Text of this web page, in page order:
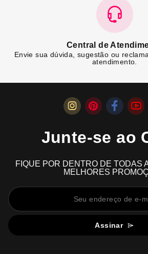
Central de
Envie sua dúvida, sugestão ou
atendimento.
Junte-se ao
FIQUE POR DENTRO DE TODAS
MELHORES
Assinar